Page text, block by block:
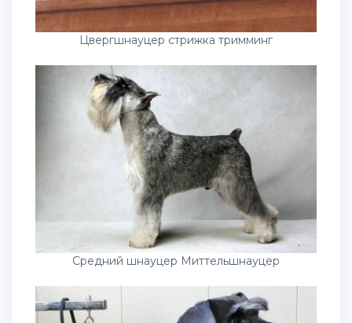
Цвергшнауцер стрижка тримминг
Средний шнауцер Миттельшнауцер